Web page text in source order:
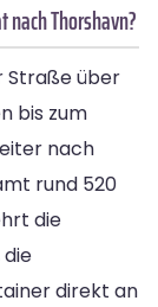
Thorshavn?
Straße über
bis zum
nach
rund 520
die
die
direkt an